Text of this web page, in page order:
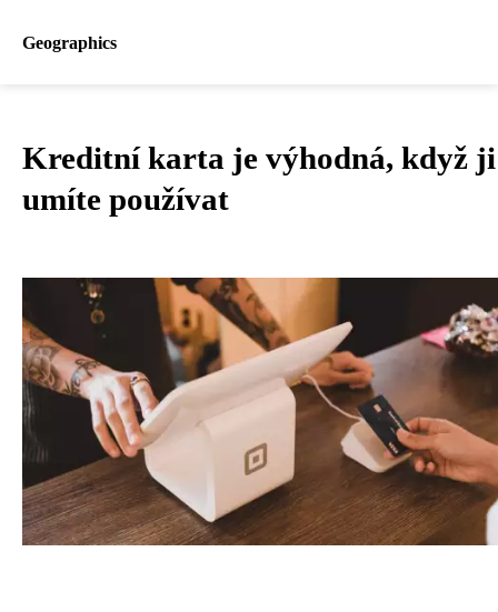
Geographics
Kreditní karta je výhodná, když ji
umíte používat